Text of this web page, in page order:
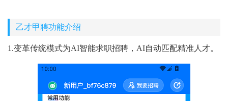
乙才甲聘功能介绍
1.变革传统模式为AI智能求职招聘，AI自动匹配精准人才。